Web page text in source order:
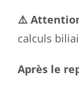
⚠️
calculs
Après le